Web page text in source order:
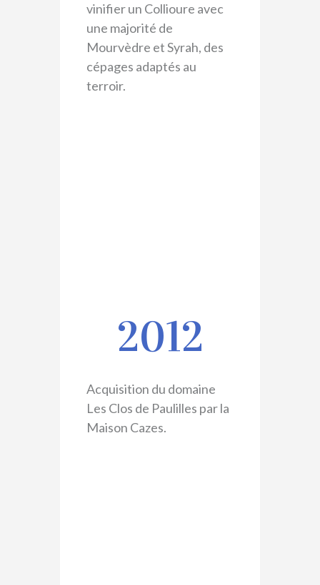
vinifier un Collioure avec
une majorité de
Mourvèdre et Syrah, des
cépages adaptés au
terroir.
2012
Acquisition du domaine
Les Clos de Paulilles par la
Maison Cazes.